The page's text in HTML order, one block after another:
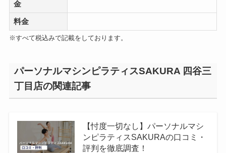
金
料金
※すべて税込みで記載をしております。
パーソナルマシンピラティスSAKURA 四谷三
丁目店の関連記事
【忖度一切なし】パーソナルマシ
ンピラティスSAKURAの口コミ・
評判を徹底調査！